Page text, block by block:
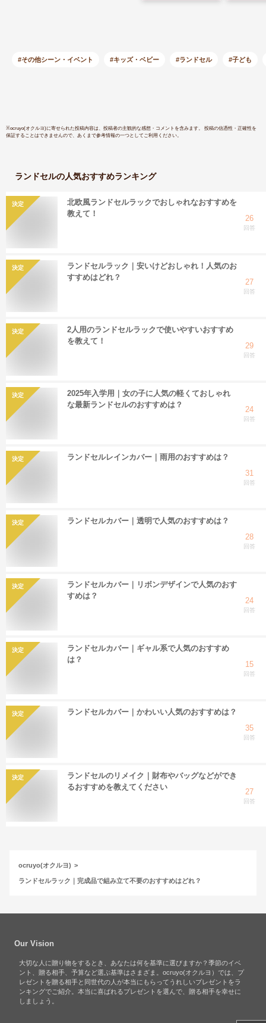
子供部屋 収納 棚 チ
ハイタイ
ISSEIKI
#その他シーン・イベント #キッズ・ベビー #ランドセル #子ども
※ocruyo(オクルヨ)に寄せられた投稿内容は、投稿者の主観的な感想・コメントを含みます。 投稿の信憑性・正確性を
保証することはできませんので、あくまで参考情報の一つとしてご利用ください。
ランドセルの人気おすすめランキング
決定
北欧風ランドセルラックでおしゃれなおすすめを
教えて！
26
回答
決定
ランドセルラック｜安いけどおしゃれ！人気のお
すすめはどれ？
27
回答
決定
2人用のランドセルラックで使いやすいおすすめ
を教えて！
29
回答
決定
2025年入学用｜女の子に人気の軽くておしゃれ
な最新ランドセルのおすすめは？
24
回答
決定
ランドセルレインカバー｜雨用のおすすめは？
31
回答
決定
ランドセルカバー｜透明で人気のおすすめは？
28
回答
決定
ランドセルカバー｜リボンデザインで人気のおす
すめは？
24
回答
決定
ランドセルカバー｜ギャル系で人気のおすすめ
は？
15
回答
決定
ランドセルカバー｜かわいい人気のおすすめは？
35
回答
決定
ランドセルのリメイク｜財布やバッグなどができ
るおすすめを教えてください
27
回答
ocruyo(オクルヨ)
ランドセルラック｜完成品で組み立て不要のおすすめはどれ？
Our Vision
大切な人に贈り物をするとき、あなたは何を基準に選びますか？季節のイベ
ント、贈る相手、予算など選ぶ基準はさまざま。ocruyo(オクルヨ）では、プ
レゼントを贈る相手と同世代の人が本当にもらってうれしいプレゼントをラ
ンキングでご紹介。本当に喜ばれるプレゼントを選んで、贈る相手を幸せに
しましょう。